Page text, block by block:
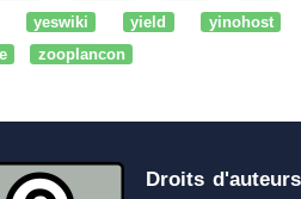
yeswiki yield
yinohost
zooplancon
Droits d'auteurs